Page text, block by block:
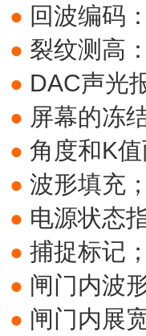
● 回波编码
● 裂纹测高
● DAC声光
● 屏幕的冻
● 角度和K
● 波形填充
● 电源状态
● 捕捉标记
● 闸门内波
● 闸门内展